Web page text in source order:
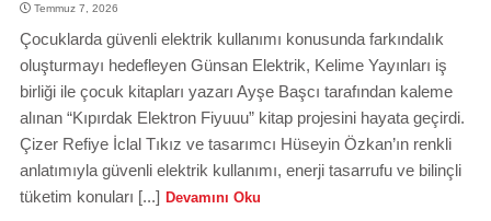
Temmuz 7, 2026
Çocuklarda güvenli elektrik kullanımı konusunda farkındalık
oluşturmayı hedefleyen Günsan Elektrik, Kelime Yayınları iş
birliği ile çocuk kitapları yazarı Ayşe Başcı tarafından kaleme
alınan “Kıpırdak Elektron Fiyuuu” kitap projesini hayata geçirdi.
Çizer Refiye İclal Tıkız ve tasarımcı Hüseyin Özkan’ın renkli
anlatımıyla güvenli elektrik kullanımı, enerji tasarrufu ve bilinçli
tüketim konuları [...] Devamını Oku